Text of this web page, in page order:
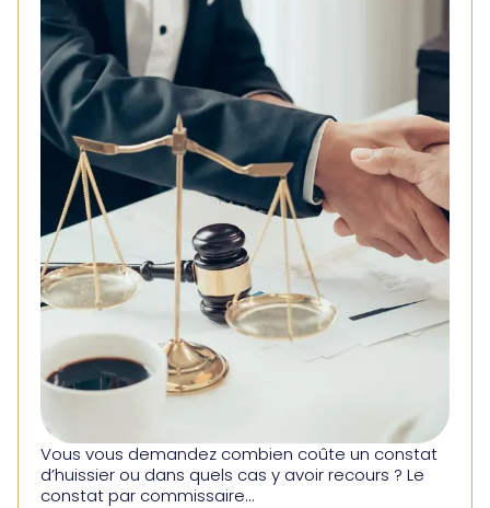
Vous vous demandez combien coûte un constat
d’huissier ou dans quels cas y avoir recours ? Le
constat par commissaire...